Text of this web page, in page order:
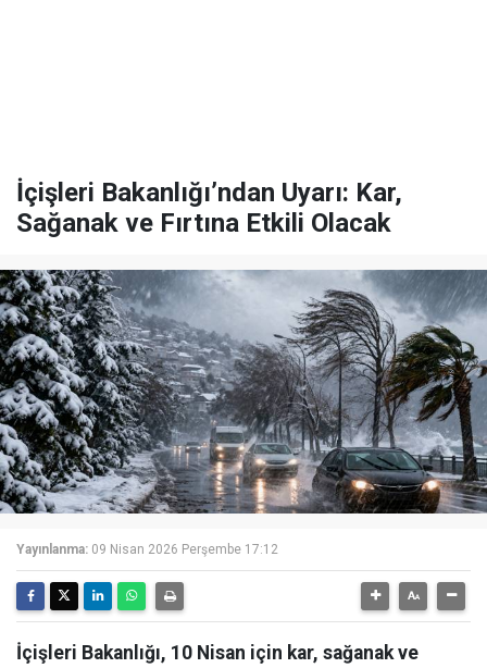
İçişleri Bakanlığı’ndan Uyarı: Kar,
Sağanak ve Fırtına Etkili Olacak
Yayınlanma: 09 Nisan 2026 Perşembe 17:12
İçişleri Bakanlığı, 10 Nisan için kar, sağanak ve